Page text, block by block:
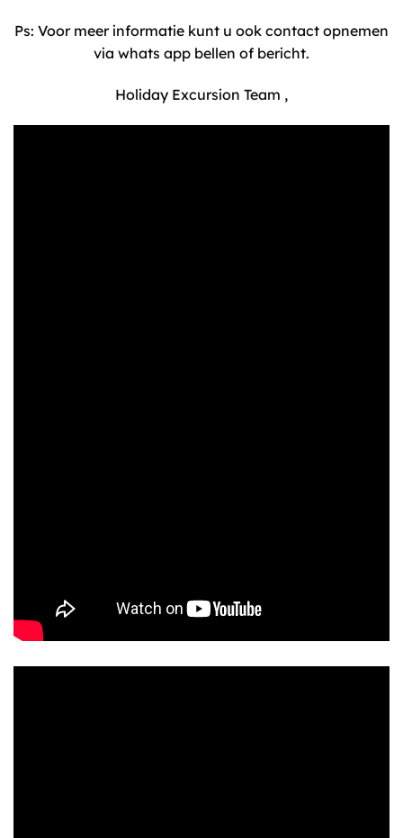
Ps: Voor meer informatie kunt u ook contact opnemen
via whats app bellen of bericht.
Holiday Excursion Team ,